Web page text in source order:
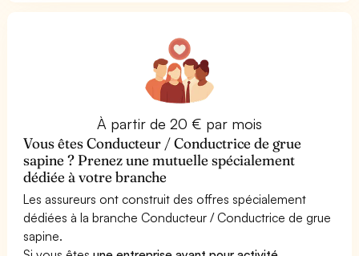
À partir de 20 € par mois
Vous êtes Conducteur / Conductrice de grue
sapine ? Prenez une mutuelle spécialement
dédiée à votre branche
Les assureurs ont construit des offres spécialement
dédiées à la branche Conducteur / Conductrice de grue
sapine.